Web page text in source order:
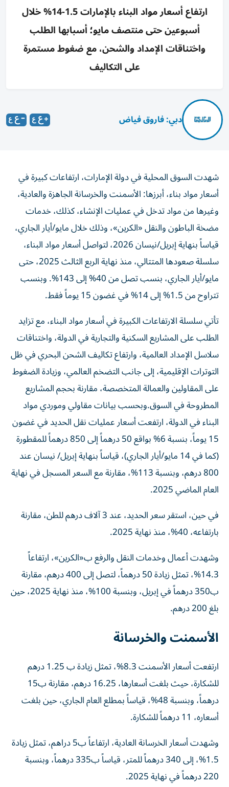
ارتفاع أسعار مواد البناء بالإمارات 1.5-14% خلال
أسبوعين حتى منتصف مايو؛ أسبابها الطلب
واختناقات الإمداد والشحن، مع ضغوط مستمرة
على التكاليف
دبي: فاروق فياض
شهدت السوق المحلية في دولة الإمارات، ارتفاعات كبيرة في
أسعار مواد بناء، أبرزها: الأسمنت والخرسانة الجاهزة والعادية،
وغيرها من مواد تدخل في عمليات الإنشاء، كذلك، خدمات
مضخة الباطون والنقل «الكرين»، وذلك خلال مايو/أيار الجاري،
قياساً بنهاية إبريل/نيسان 2026، لتواصل أسعار مواد البناء،
سلسلة صعودها المتتالي، منذ نهاية الربع الثالث 2025، حتى
مايو/أيار الجاري، بنسب تصل من 40% إلى 143%. وبنسب
تتراوح من 1.5% إلى 14% في غضون 15 يوماً فقط.
تأتي سلسلة الارتفاعات الكبيرة في أسعار مواد البناء، مع تزايد
الطلب على المشاريع السكنية والتجارية في الدولة، واختناقات
سلاسل الإمداد العالمية، وارتفاع تكاليف الشحن البحري في ظل
التوترات الإقليمية، إلى جانب التضخم العالمي، وزيادة الضغوط
على المقاولين والعمالة المتخصصة، مقارنة بحجم المشاريع
المطروحة في السوق.وبحسب بيانات مقاولي وموردي مواد
البناء في الدولة، ارتفعت أسعار عمليات نقل الحديد في غضون
15 يوماً، بنسبة 6% بواقع 50 درهماً إلى 850 درهماً للمقطورة
(كما في 14 مايو/أيار الجاري)، قياساً بنهاية إبريل/ نيسان عند
800 درهم، وبنسبة 113%، مقارنة مع السعر المسجل في نهاية
العام الماضي 2025.
في حين، استقر سعر الحديد، عند 3 آلاف درهم للطن، مقارنة
بارتفاعه، 40%، منذ نهاية 2025.
وشهدت أعمال وخدمات النقل والرفع ب«الكرين»، ارتفاعاً
14.3%، تمثل زيادة 50 درهماً، لتصل إلى 400 درهم، مقارنة
ب350 درهماً في إبريل، وبنسبة 100%، منذ نهاية 2025، حين
بلغ 200 درهم.
الأسمنت والخرسانة
ارتفعت أسعار الأسمنت 8.3%، تمثل زيادة ب 1.25 درهم
للشكارة، حيث بلغت أسعارها، 16.25 درهم، مقارنة ب15
درهماً، وبنسبة 48%، قياساً بمطلع العام الجاري، حين بلغت
أسعاره، 11 درهماً للشكارة.
وشهدت أسعار الخرسانة العادية، ارتفاعاً ب5 دراهم، تمثل زيادة
1.5%، إلى 340 درهماً للمتر، قياساً ب335 درهماً، وبنسبة
220 درهماً في نهاية 2025.